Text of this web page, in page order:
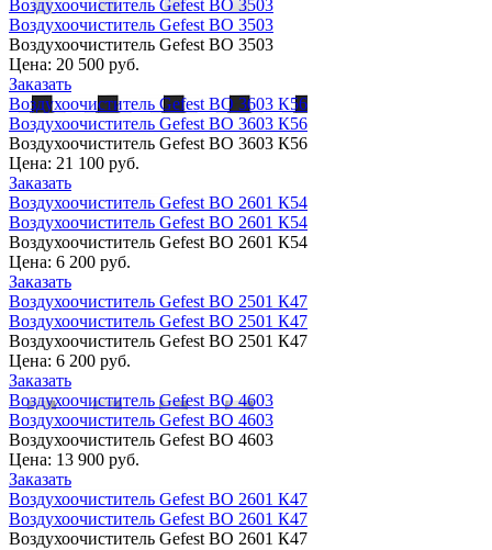
Воздухоочиститель Gefest ВО 3503
Воздухоочиститель Gefest ВО 3503
Воздухоочиститель Gefest ВО 3503
Цена: 20 500 руб.
Заказать
Воздухоочиститель Gefest ВО 3603 К56
Воздухоочиститель Gefest ВО 3603 К56
Воздухоочиститель Gefest ВО 3603 К56
Цена: 21 100 руб.
Заказать
Воздухоочиститель Gefest ВО 2601 К54
Воздухоочиститель Gefest ВО 2601 К54
Воздухоочиститель Gefest ВО 2601 К54
Цена: 6 200 руб.
Заказать
Воздухоочиститель Gefest ВО 2501 К47
Воздухоочиститель Gefest ВО 2501 К47
Воздухоочиститель Gefest ВО 2501 К47
Цена: 6 200 руб.
Заказать
Воздухоочиститель Gefest ВО 4603
Воздухоочиститель Gefest ВО 4603
Воздухоочиститель Gefest ВО 4603
Цена: 13 900 руб.
Заказать
Воздухоочиститель Gefest ВО 2601 К47
Воздухоочиститель Gefest ВО 2601 К47
Воздухоочиститель Gefest ВО 2601 К47